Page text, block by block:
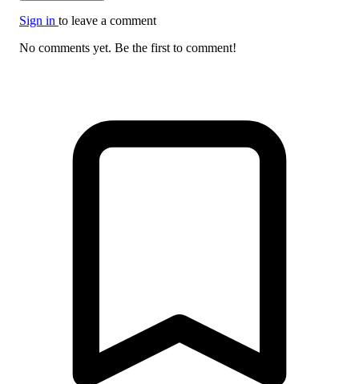
Sign in to leave a comment
No comments yet. Be the first to comment!